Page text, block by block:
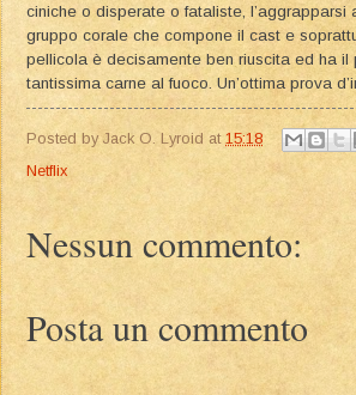
ciniche o disperate o fataliste,
gruppo corale che compone il cast e
pellicola è decisamente ben riuscita ed ha
tantissima carne al fuoco. Un’ottima prova
Posted by Jack O. Lyroid at 15:18
Netflix
Nessun commento:
Posta un commento